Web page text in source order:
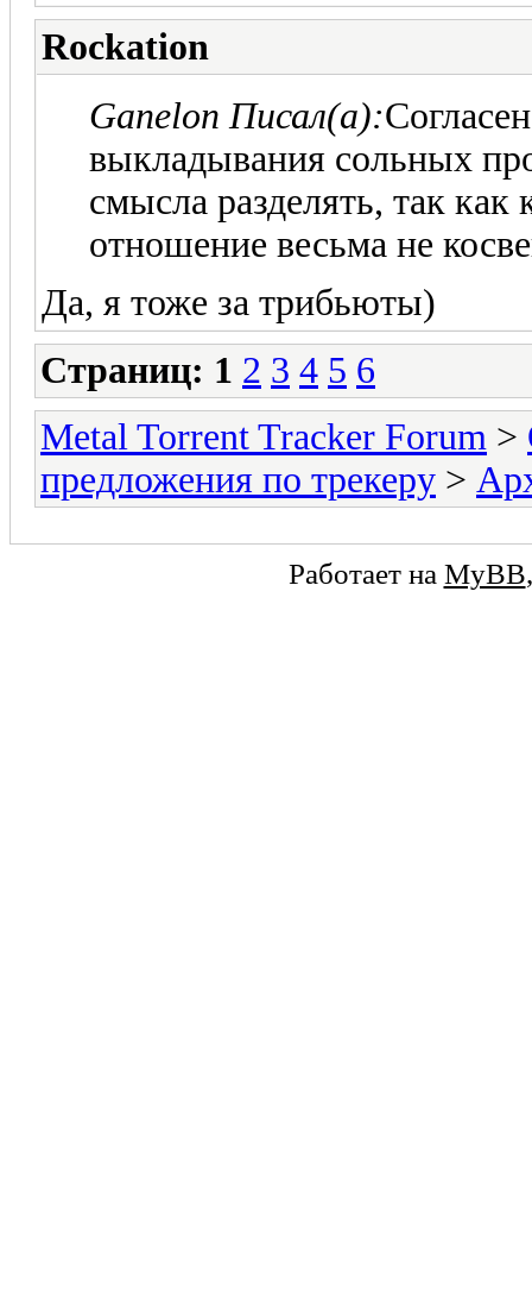
Rockation
Ganelon Писал(а):
выкладывания сольных
смысла разделять, так
отношение весьма не
Да, я тоже за трибьюты)
Страниц: 1 2 3 4 5 6
Metal Torrent Tracker Forum >
предложения по трекеру >
Работает на MyBB